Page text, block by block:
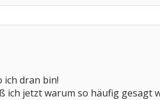
ich dran bin!
ich jetzt warum so häufig gesagt